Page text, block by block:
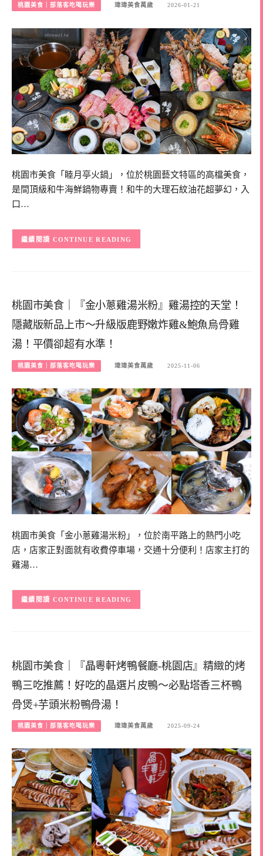
桃園美食｜部落客吃喝玩樂 瑋瑋美食萬歲 2026-01-21
桃園市美食「睦月亭火鍋」，位於桃園藝文特區的高檔美食，
是間頂級和牛海鮮鍋物專賣！和牛的大理石紋油花超夢幻，入
口…
CONTINUE READING
桃園市美食｜『金小蔥雞湯米粉』雞湯控的天堂！
隱藏版新品上市～升級版鹿野嫩炸雞&鮑魚烏骨雞
湯！平價卻超有水準！
桃園美食｜部落客吃喝玩樂 瑋瑋美食萬歲 2025-11-06
桃園市美食「金小蔥雞湯米粉」，位於南平路上的熱門小吃
店，店家正對面就有收費停車場，交通十分便利！店家主打的
雞湯…
CONTINUE READING
桃園市美食｜『晶粵軒烤鴨餐廳-桃園店』精緻的烤
鴨三吃推薦！好吃的晶選片皮鴨～必點塔香三杯鴨
骨煲+芋頭米粉鴨骨湯！
桃園美食｜部落客吃喝玩樂 瑋瑋美食萬歲 2025-09-24